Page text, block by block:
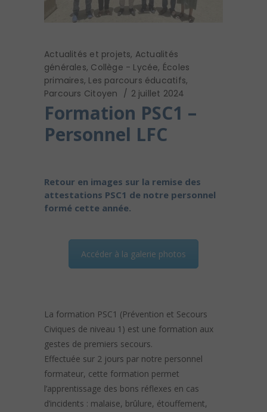
Actualités et projets, Actualités
générales, Collège - Lycée, Écoles
primaires, Les parcours éducatifs,
Parcours Citoyen
2 juillet 2024
Formation PSC1 –
Personnel LFC
Retour en images sur la remise des
attestations PSC1 de notre personnel
formé cette année.
Accéder à la galerie photos
La formation PSC1 (Prévention et Secours
Civiques de niveau 1) est une formation aux
gestes de premiers secours.
Effectuée sur 2 jours par notre personnel
formateur, cette formation permet
l’apprentissage des bons réflexes en cas
d’incidents : malaise, brûlure, étouffement,